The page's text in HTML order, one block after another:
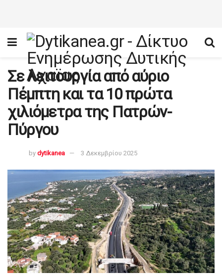
Σε λειτουργία από αύριο
Πέμπτη και τα 10 πρώτα
χιλιόμετρα της Πατρών-
Πύργου
by dytikanea 3 Δεκεμβρίου 2025